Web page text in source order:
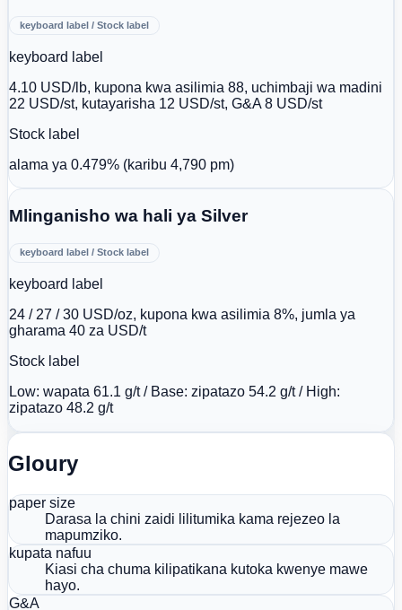
keyboard label / Stock label
keyboard label
4.10 USD/lb, kupona kwa asilimia 88, uchimbaji wa madini
22 USD/st, kutayarisha 12 USD/st, G&A 8 USD/st
Stock label
alama ya 0.479% (karibu 4,790 pm)
Mlinganisho wa hali ya Silver
keyboard label / Stock label
keyboard label
24 / 27 / 30 USD/oz, kupona kwa asilimia 8%, jumla ya
gharama 40 za USD/t
Stock label
Low: wapata 61.1 g/t / Base: zipatazo 54.2 g/t / High:
zipatazo 48.2 g/t
Gloury
paper size
Darasa la chini zaidi lilitumika kama rejezeo la
mapumziko.
kupata nafuu
Kiasi cha chuma kilipatikana kutoka kwenye mawe
hayo.
G&A